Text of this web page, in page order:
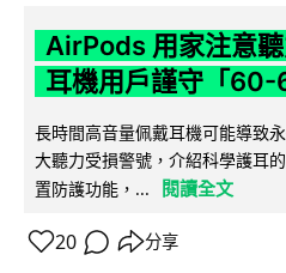
AirPods 用家注意
耳機用戶謹守「60-
長時間高音量佩戴耳機可能導致
大聽力受損警號，介紹科學護耳
置防護功能，...
閱讀全文
20 分享